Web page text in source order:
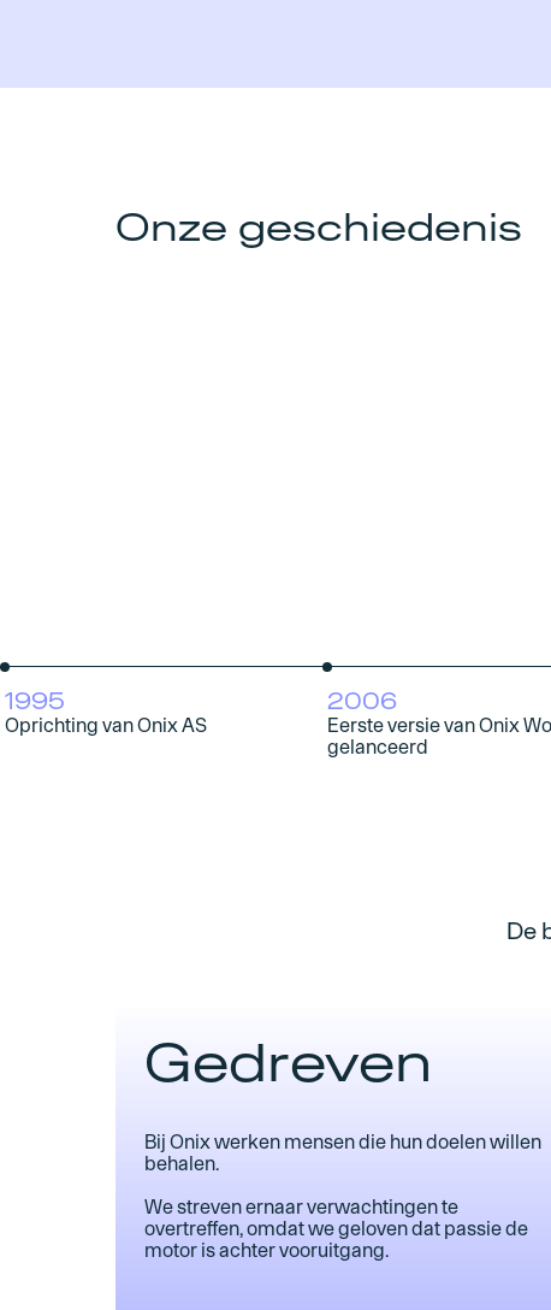
Onze geschiedenis
1995
Oprichting van Onix AS
2006
Eerste versie van Onix
gelanceerd
De
Gedreven
Bij Onix werken mensen die hun doelen willen
behalen.
We streven ernaar verwachtingen te
overtreffen, omdat we geloven dat passie de
motor is achter vooruitgang.